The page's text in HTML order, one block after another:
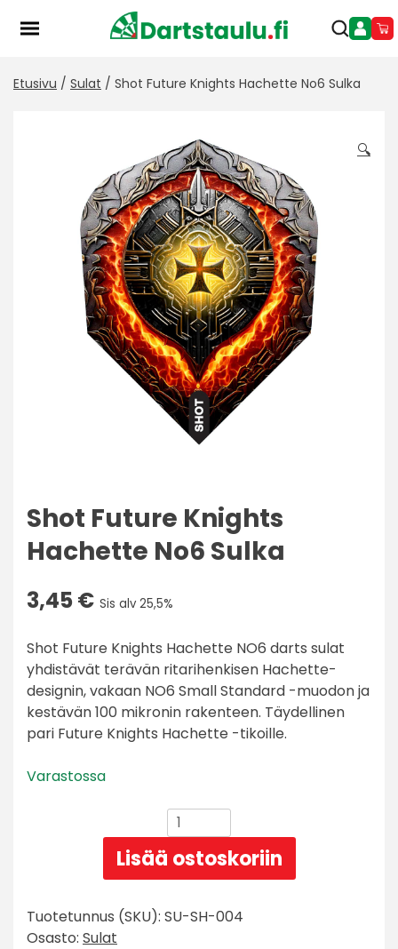
Etusivu / Sulat / Shot Future Knights Hachette No6 Sulka
🔍
Shot Future Knights
Hachette No6 Sulka
3,45€ Sis alv 25,5%
Shot Future Knights Hachette NO6 darts sulat
yhdistävät terävän ritarihenkisen Hachette-
designin, vakaan NO6 Small Standard -muodon ja
kestävän 100 mikronin rakenteen. Täydellinen
pari Future Knights Hachette -tikoille.
Varastossa
Shot
Future
Knights
Hachette
No6
Sulka
Lisää ostoskoriin
Tuotetunnus (SKU): SU-SH-004
Osasto: Sulat